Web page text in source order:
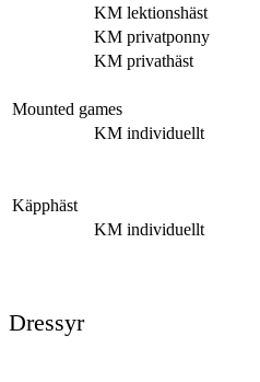
KM lektionshäst
KM privatponny
KM privathäst
Mounted games
KM individuellt
Käpphäst
KM individuellt
Dressyr